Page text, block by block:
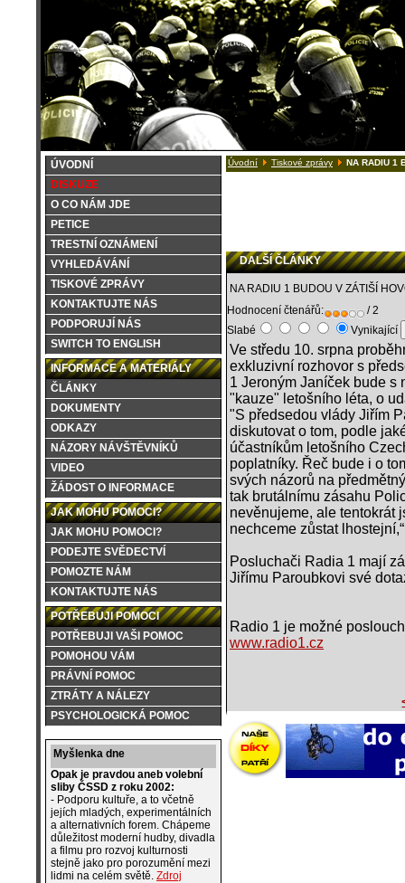
ÚVODNÍ
DISKUZE
O CO NÁM JDE
PETICE
TRESTNÍ OZNÁMENÍ
VYHLEDÁVÁNÍ
TISKOVÉ ZPRÁVY
KONTAKTUJTE NÁS
PODPORUJÍ NÁS
SWITCH TO ENGLISH
INFORMACE A MATERIÁLY
ČLÁNKY
DOKUMENTY
ODKAZY
NÁZORY NÁVŠTĚVNÍKŮ
VIDEO
ŽÁDOST O INFORMACE
JAK MOHU POMOCI?
JAK MOHU POMOCI?
PODEJTE SVĚDECTVÍ
POMOZTE NÁM
KONTAKTUJTE NÁS
POTŘEBUJI POMOCI
POTŘEBUJI VAŠI POMOC
POMOHOU VÁM
PRÁVNÍ POMOC
ZTRÁTY A NÁLEZY
PSYCHOLOGICKÁ POMOC
Myšlenka dne
Opak je pravdou aneb volební
sliby ČSSD z roku 2002:
- Podporu kultuře, a to včetně
jejích mladých, experimentálních
a alternativních forem. Chápeme
důležitost moderní hudby, divadla
a filmu pro rozvoj kulturnosti
stejně jako pro porozumění mezi
lidmi na celém světě. Zdroj
Úvodní Tiskové zprávy NA RADIU 1
DALŠÍ ČLÁNKY
NA RADIU 1 BUDOU V ZÁTIŠÍ
Hodnocení čtenářů:
/ 2
Slabé
Vynikající
Ve středu 10. srpna
exkluzivní rozhovor s
1 Jeroným Janíček bude s
"kauze" letošního léta, o
"S předsedou vlády Jiřím
diskutovat o tom, podle
účastníkům letošního
poplatníky. Řeč bude i o
svých názorů na
tak brutálnímu zásahu
nevěnujeme, ale tentokrát
nechceme zůstat
Posluchači Radia 1 mají
Jiřímu Paroubkovi své
Radio 1 je možné
www.radio1.cz